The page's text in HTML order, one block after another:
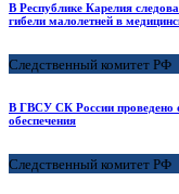
В Республике Карелия
гибели малолетней в
Следственный комитет РФ
В ГВСУ СК России проведено
обеспечения
Следственный комитет РФ